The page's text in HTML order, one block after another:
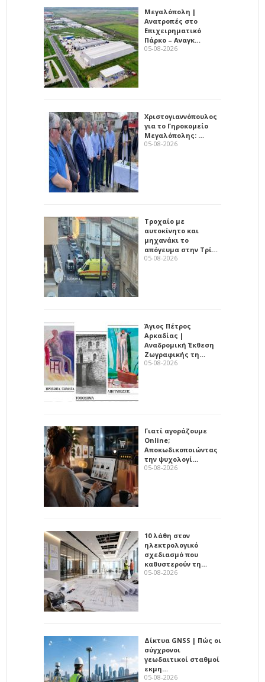
Μεγαλόπολη |
Ανατροπές στο
Επιχειρηματικό
Πάρκο – Αναγκ…
05-08-2026
Χριστογιαννόπουλος
για το Γηροκομείο
Μεγαλόπολης: …
05-08-2026
Τροχαίο με
αυτοκίνητο και
μηχανάκι το
απόγευμα στην Τρί…
05-08-2026
Άγιος Πέτρος
Αρκαδίας |
Αναδρομική Έκθεση
Ζωγραφικής τη…
05-08-2026
Γιατί αγοράζουμε
Online;
Αποκωδικοποιώντας
την ψυχολογί…
05-08-2026
10 λάθη στον
ηλεκτρολογικό
σχεδιασμό που
καθυστερούν τη…
05-08-2026
Δίκτυα GNSS | Πώς οι
σύγχρονοι
γεωδαιτικοί σταθμοί
εκμη…
05-08-2026